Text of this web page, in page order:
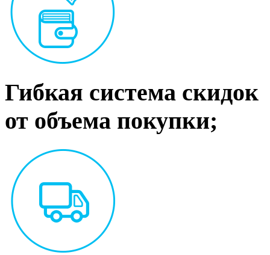
Гибкая система скидок
от объема покупки;